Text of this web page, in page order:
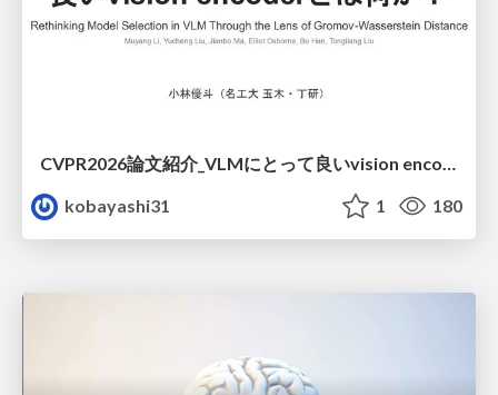
kobayashi31
1 180